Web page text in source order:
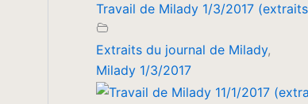
Travail de Milady 1/3/2017
Extraits du journal de Milady,
Milady 1/3/2017